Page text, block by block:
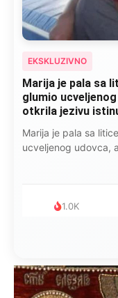
EKSKLUZIVNO
Marija je pala sa
glumio
otkrila jezivu
Marija je pala sa
ucveljenog udovca,
1.0K